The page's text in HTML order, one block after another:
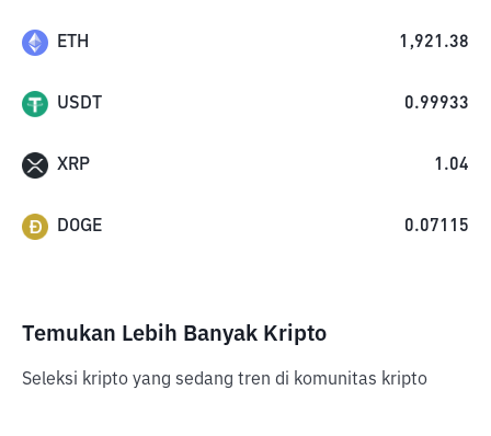
ETH 1,921.38
USDT 0.99933
XRP 1.04
DOGE 0.07115
Temukan Lebih Banyak Kripto
Seleksi kripto yang sedang tren di komunitas kripto